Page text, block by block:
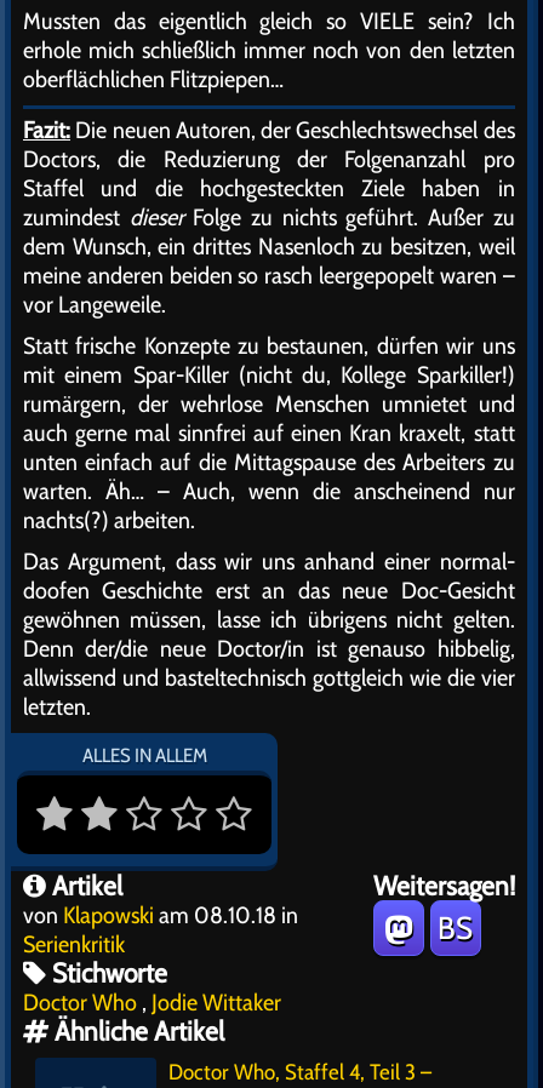
Mussten das eigentlich gleich so VIELE sein? Ich
erhole mich schließlich immer noch von den letzten
oberflächlichen Flitzpiepen…
Fazit: Die neuen Autoren, der Geschlechtswechsel des
Doctors, die Reduzierung der Folgenanzahl pro
Staffel und die hochgesteckten Ziele haben in
zumindest dieserFolge zu nichts geführt. Außer zu
dem Wunsch, ein drittes Nasenloch zu besitzen, weil
meine anderen beiden so rasch leergepopelt waren –
vor Langeweile.
Statt frische Konzepte zu bestaunen, dürfen wir uns
mit einem Spar-Killer (nicht du, Kollege Sparkiller!)
rumärgern, der wehrlose Menschen umnietet und
auch gerne mal sinnfrei auf einen Kran kraxelt, statt
unten einfach auf die Mittagspause des Arbeiters zu
warten. Äh… – Auch, wenn die anscheinend nur
nachts(?) arbeiten.
Das Argument, dass wir uns anhand einer normal-
doofen Geschichte erst an das neue Doc-Gesicht
gewöhnen müssen, lasse ich übrigens nicht gelten.
Denn der/die neue Doctor/in ist genauso hibbelig,
allwissend und basteltechnisch gottgleich wie die vier
letzten.
ALLES IN ALLEM
Weitersagen!
BS
Artikel
von Klapowski am 08.10.18 in
Serienkritik
Stichworte
Doctor Who , Jodie Wittaker
Ähnliche Artikel
Doctor Who, Staffel 4, Teil 3 –